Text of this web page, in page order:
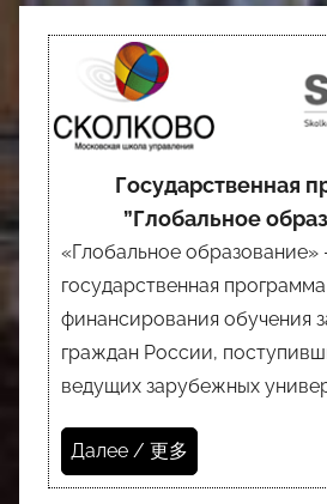
Государственная
”Глобальное
«Глобальное образование»
государственная программа
финансирования обучения
граждан России,
ведущих зарубежных
Далее / 更多